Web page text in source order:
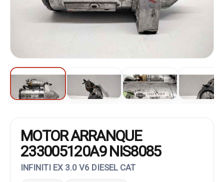
MOTOR ARRANQUE
233005120A9 NIS8085
INFINITI EX 3.0 V6 DIESEL CAT